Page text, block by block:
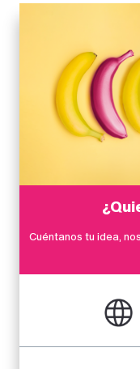
Cuéntanos tu idea,